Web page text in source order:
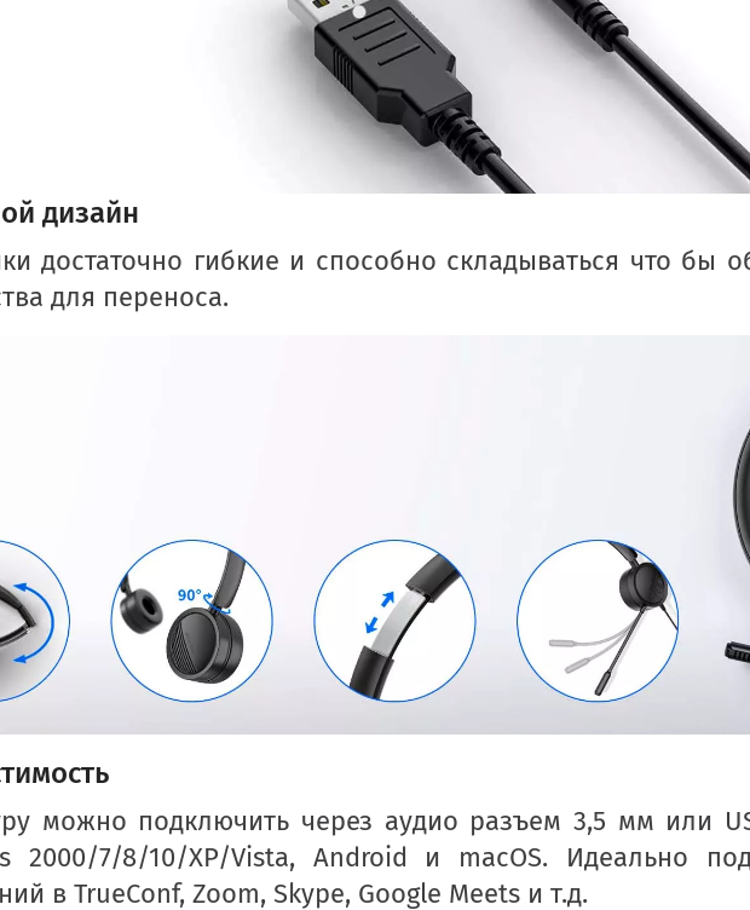
дизайн
достаточно гибкие и способно складываться что бы
для переноса.
можно подключить через аудио разъем 3,5 мм или
2000/7/8/10/XP/Vista, Android и macOS. Идеально
в TrueConf, Zoom, Skype, Google Meets и т.д.